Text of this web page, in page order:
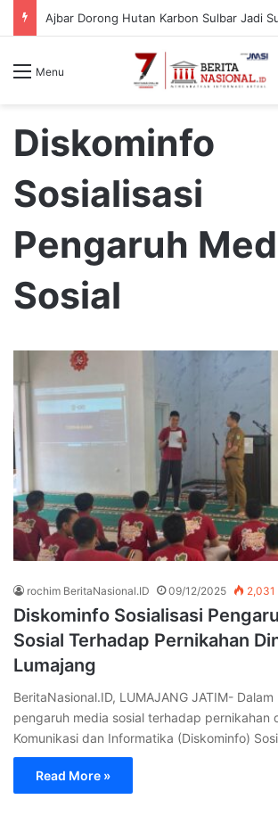
Menu
Diskominfo
Sosialisasi
Pengaruh
Sosial
rochim BeritaNasional.ID 09/12/2025 2,031
Diskominfo Sosialisasi
Sosial Terhadap Pernikahan
Lumajang
BeritaNasional.ID, LUMAJANG JATIM-
pengaruh media sosial terhadap pernikahan
Komunikasi dan Informatika (Diskominfo)
Read More »